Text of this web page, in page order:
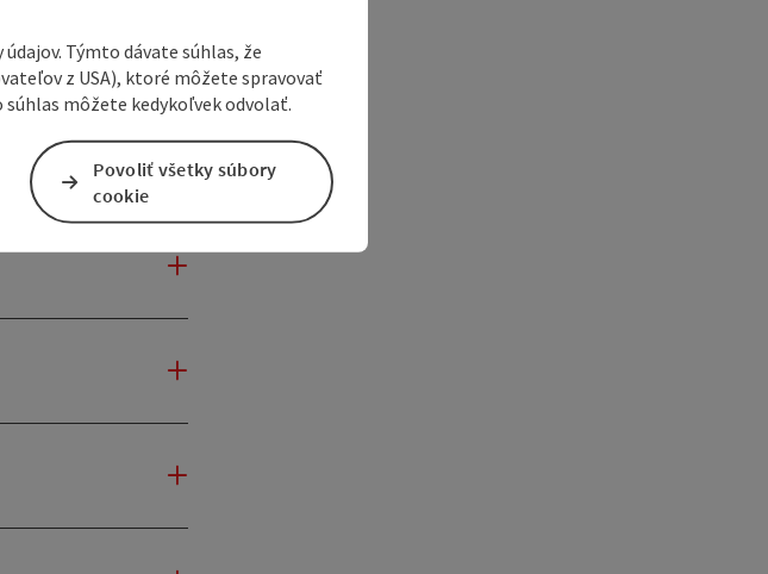
Týmto dávate súhlas, že
z USA), ktoré môžete spravovať
môžete kedykoľvek odvolať.
Povoliť všetky súbory
cookie